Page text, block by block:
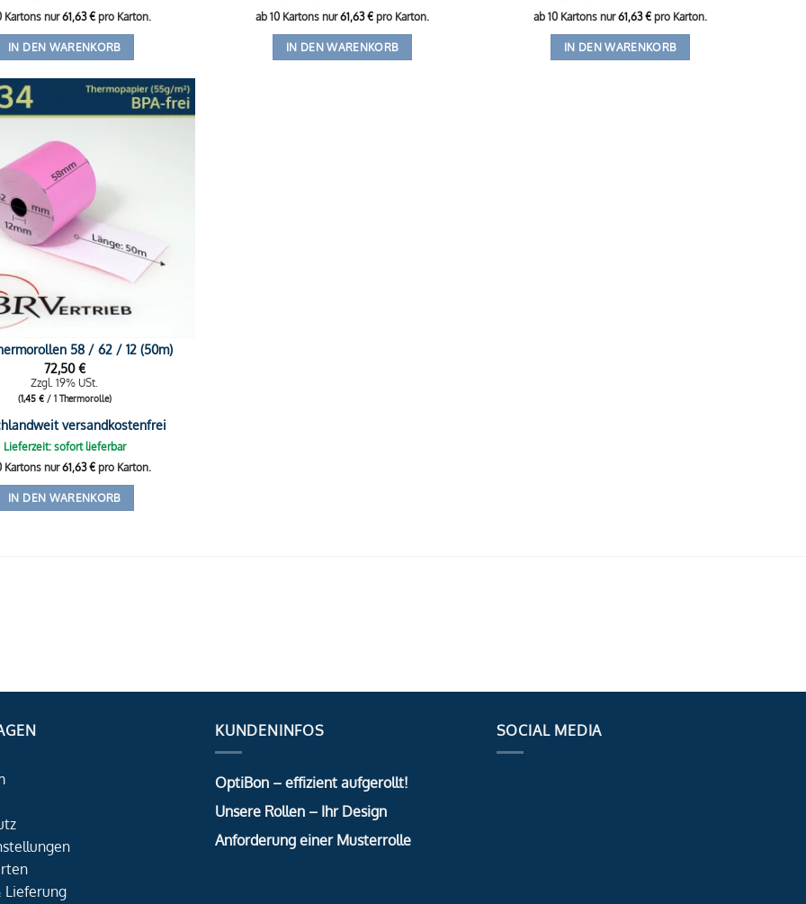
Kartons nur61,63€ pro Karton.
IN DEN WARENKORB
ab 10 Kartons nur61,63€ pro Karton.
IN DEN WARENKORB
ab 10 Kartons nur61,63€ pro Karton.
IN DEN WARENKORB
58 / 62 / 12 (50m)
72,50€
Zzgl. 19% USt.
(1,45 €/ 1 Thermorolle)
versandkostenfrei
Lieferzeit: sofort lieferbar
Kartons nur61,63€ pro Karton.
IN DEN WARENKORB
Lieferung
KUNDENINFOS
OptiBon – effizient aufgerollt!
Unsere Rollen – Ihr Design
Anforderung einer Musterrolle
SOCIAL MEDIA